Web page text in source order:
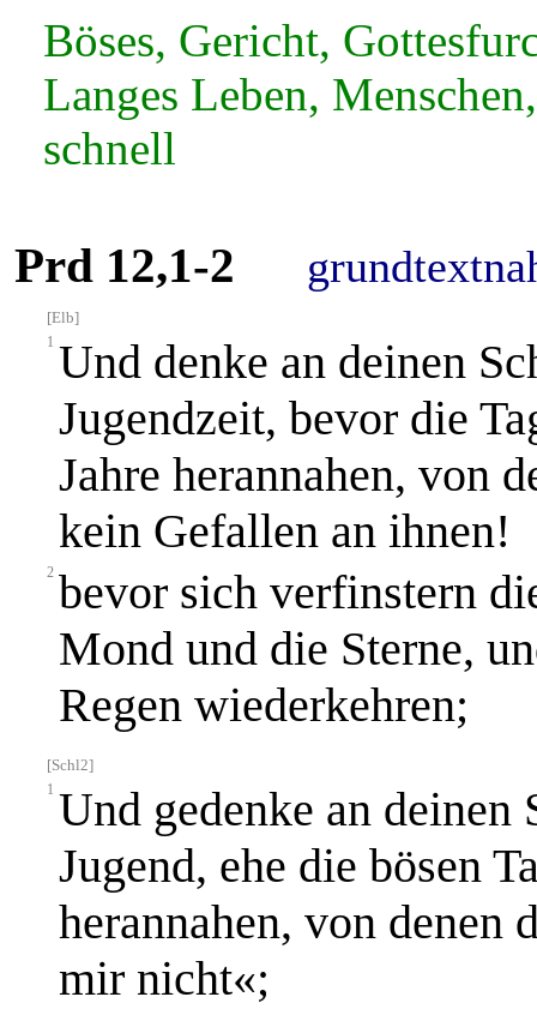
Böses, Gericht,
Langes Leben,
schnell
Prd 12,1-2
[Elb]
1 Und denke an deinen
Jugendzeit, bevor die
Jahre herannahen, von
kein Gefallen an ihnen!
2 bevor sich verfinstern
Mond und die Sterne,
Regen wiederkehren;
[Schl2]
1 Und gedenke an deinen
Jugend, ehe die bösen
herannahen, von denen
mir nicht«;